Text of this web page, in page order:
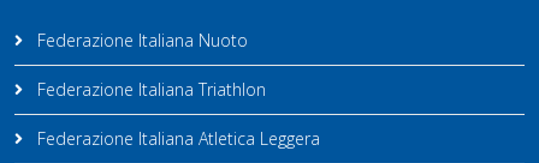
Federazione Italiana Nuoto
Federazione Italiana Triathlon
Federazione Italiana Atletica Leggera